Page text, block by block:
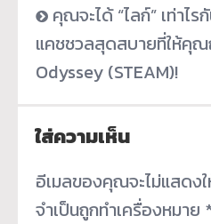
คุณจะได้ “ไลก์” เท่าไ
แคชชวลสุดสบายที่ให้คุ
Odyssey (STEAM)!
ใส่ความเห็น
อีเมลของคุณจะไม่แสดง
จำเป็นถูกทำเครื่องหมาย